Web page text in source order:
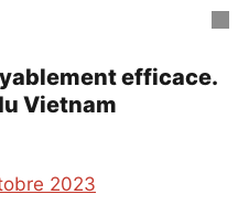
efficace.
Vietnam
2023